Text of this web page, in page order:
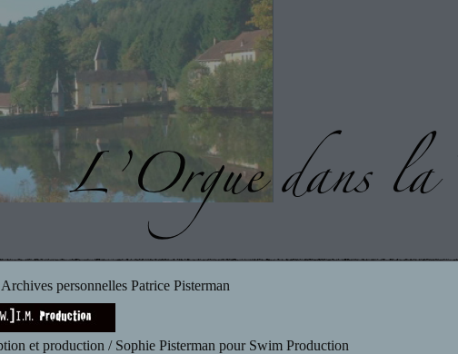
personnelles Patrice Pisterman
et production / Sophie Pisterman pour Swim Production